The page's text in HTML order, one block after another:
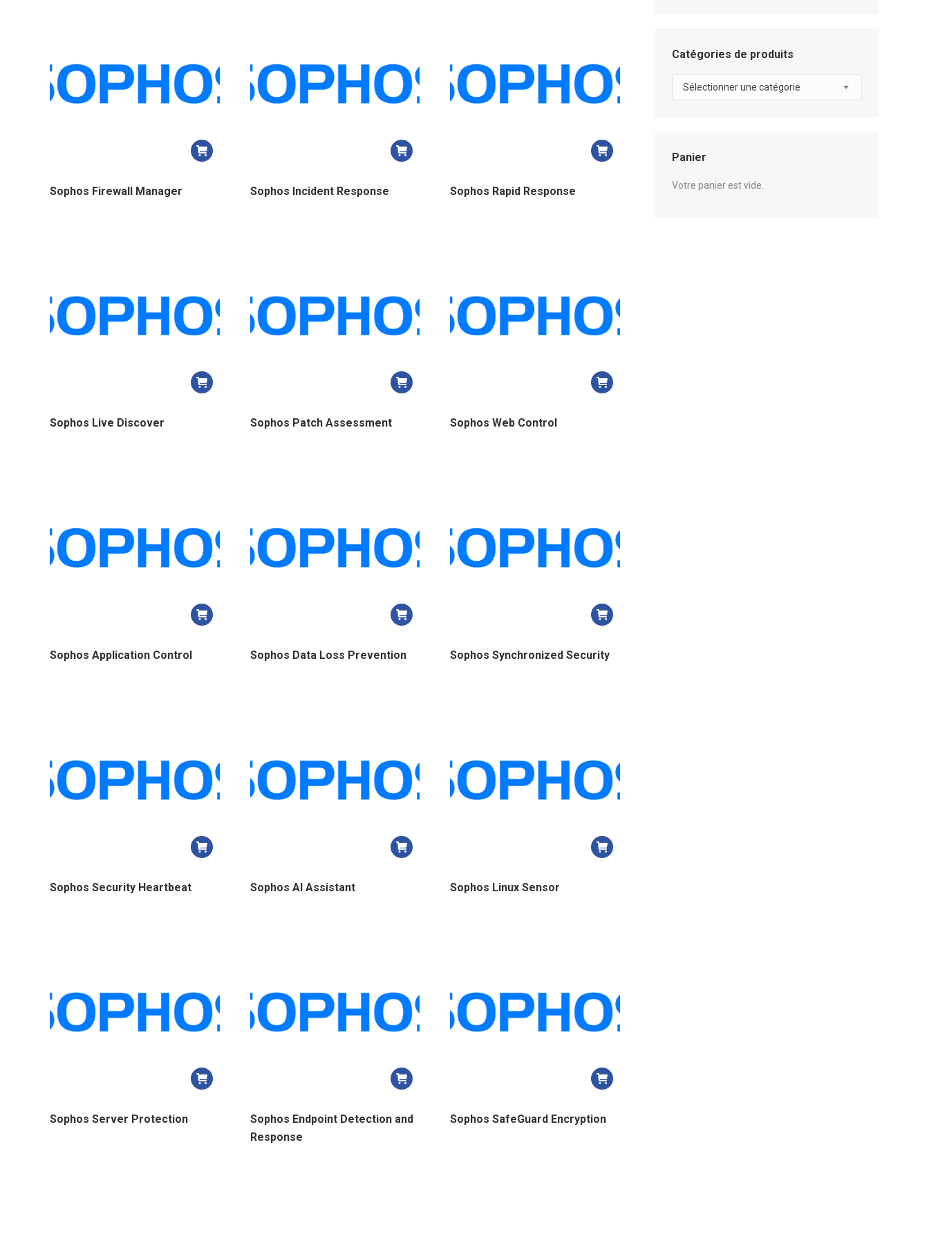
ancien
Sophos Firewall Manager Sophos Incident Response Sophos Rapid Response
Sophos Live Discover Sophos Patch Assessment Sophos Web Control
Sophos Application Control Sophos Data Loss Prevention Sophos Synchronized Security
Sophos Security Heartbeat Sophos AI Assistant Sophos Linux Sensor
Sophos Server Protection
Sophos Endpoint Detection and
Response
Sophos SafeGuard Encryption
Catégories de produits
Sélectionner une catégorie
Panier
Votre panier est vide.